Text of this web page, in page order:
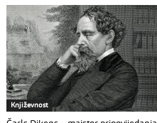
Književnost